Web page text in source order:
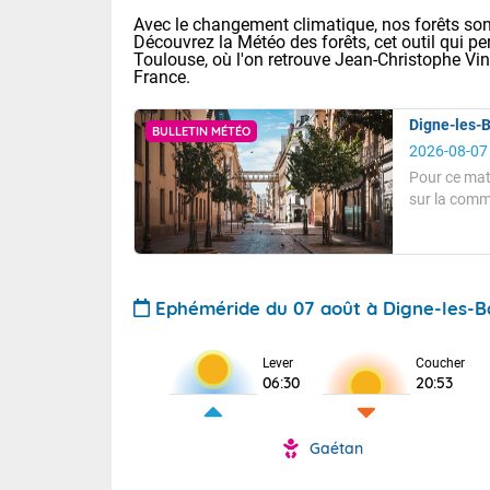
TENDANCE
Pour la
Cette
temps
Tendance
Avec le changement climatique, nos forêts
Découvrez la Météo des forêts, cet outil qui
Toulouse, où l'on retrouve Jean-Christophe
France.
BULLETIN MÉTÉO
Digne-les-
2026-08-
Pour ce
sur la
Pour ce
La
Ephéméride du 07 août à Digne-les-
Lever
06:30
Coucher
20:53
Gaétan
Voici les
Limoges :
Aujourd'hui
Calme,
La journée